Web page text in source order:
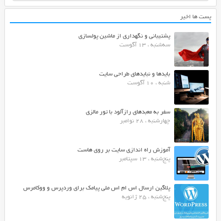
پست ها اخیر
پشتیبانی و نگهداری از ماشین پولسازی
سه‌شنبه ، 13 آگوست
بایدها و نبایدهای طراحی سایت
شنبه ، 10 آگوست
سفر به معبدهای رازآلود با تور مالزی
چهارشنبه ، 28 نوامبر
آموزش راه اندازی سایت بر روی هاست
پنج‌شنبه ، 13 سپتامبر
پلاگین ارسال اس ام اس ملی پیامک برای وردپرس و ووکامرس
پنج‌شنبه ، 25 ژانویه